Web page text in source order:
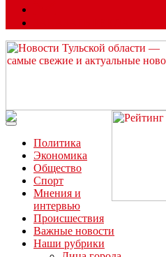
Читайте последние новости дня
“ЗаНовомосковск”
Политика
Экономика
Общество
Спорт
Мнения и
интервью
Происшествия
Важные новости
Наши рубрики